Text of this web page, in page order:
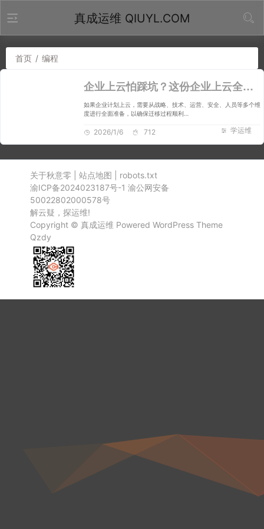
真成运维 QIUYL.COM
首页 / 编程
企业上云怕踩坑？这份企业上云全流程准备指南，看完再动手
如果企业计划上云，需要从战略、技术、运营、安全、人员等多个维
度进行全面准备，以确保迁移过程顺利…
学运维
2026/1/6 712
关于秋意零 站点地图
robots.txt
渝ICP备2024023187号-1 渝公网安备
50022802000578号
解云疑，探运维!
Copyright © 真成运维 Powered WordPressTheme
Qzdy